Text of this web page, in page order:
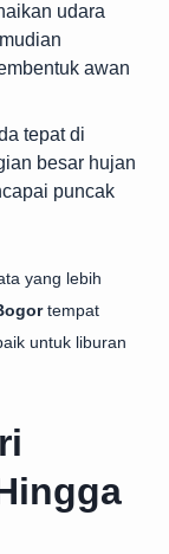
udara
awan
tepat di
besar hujan
puncak
yang lebih
tempat
untuk liburan